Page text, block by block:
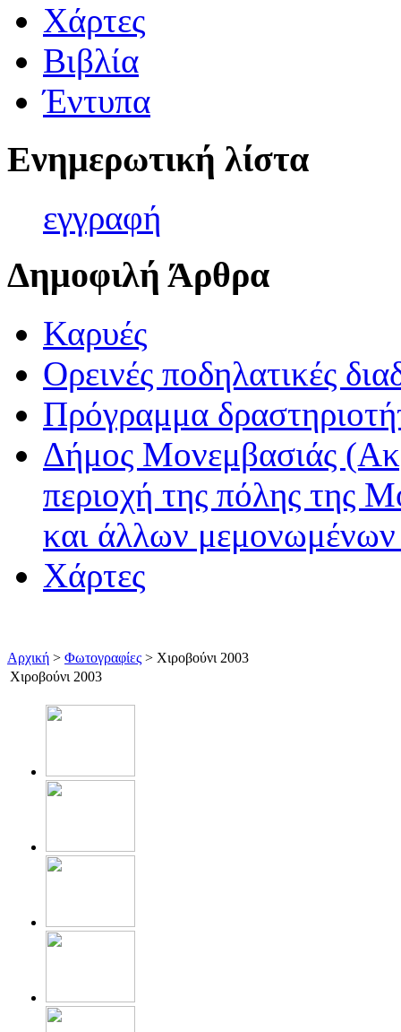
Χάρτες
Βιβλία
Έντυπα
Ενημερωτική λίστα
εγγραφή
Δημοφιλή Άρθρα
Καρυές
Ορεινές ποδηλατικές
Πρόγραμμα
Δήμος Μονεμβασιάς
περιοχή της πόλης της
και άλλων
Χάρτες
Αρχική > Φωτογραφίες > Χιροβούνι 2003
Χιροβούνι 2003